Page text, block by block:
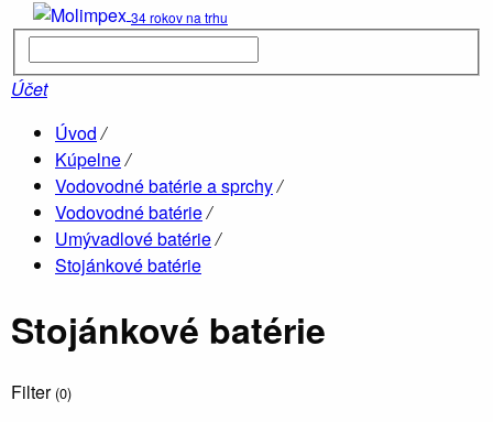
34 rokov na trhu
Účet
Úvod /
Kúpelne/
Vodovodné batérie a sprchy/
Vodovodné batérie/
Umývadlové batérie/
Stojánkové batérie
Stojánkové batérie
Filter (0)